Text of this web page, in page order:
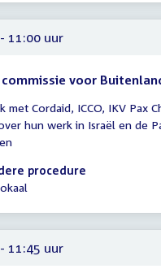
11:00 uur
voor
met Cordaid, ICCO, IKV Pax
hun werk in Israël en de
procedure
11:45 uur